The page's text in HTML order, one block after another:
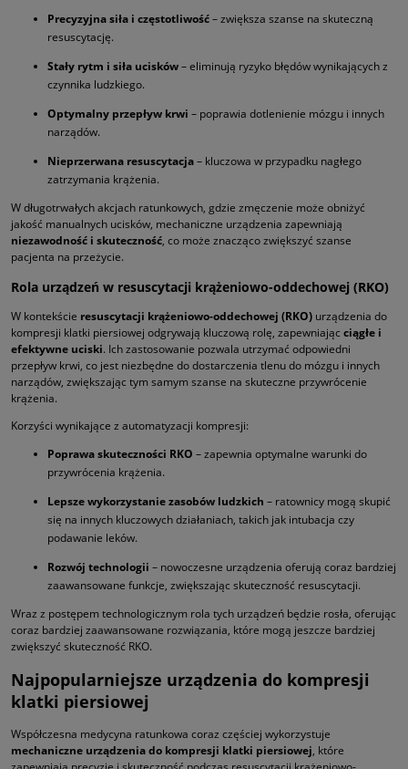
Precyzyjna siła i częstotliwość– zwiększa szanse na skuteczną
resuscytację.
Stały rytm i siła ucisków– eliminują ryzyko błędów wynikających z
czynnika ludzkiego.
Optymalny przepływ krwi – poprawia dotlenienie mózgu i innych
narządów.
Nieprzerwana resuscytacja– kluczowa w przypadku nagłego
zatrzymania krążenia.
W długotrwałych akcjach ratunkowych, gdzie zmęczenie może obniżyć
jakość manualnych ucisków, mechaniczne urządzenia zapewniają
niezawodność i skuteczność, co może znacząco zwiększyć szanse
pacjenta na przeżycie.
Rola urządzeń w resuscytacji krążeniowo-oddechowej (RKO)
W kontekście resuscytacji krążeniowo-oddechowej (RKO) urządzenia do
kompresji klatki piersiowej odgrywają kluczową rolę, zapewniając ciągłe i
efektywne uciski. Ich zastosowanie pozwala utrzymać odpowiedni
przepływ krwi, co jest niezbędne do dostarczenia tlenu do mózgu i innych
narządów, zwiększając tym samym szanse na skuteczne przywrócenie
krążenia.
Korzyści wynikające z automatyzacji kompresji:
Poprawa skuteczności RKO – zapewnia optymalne warunki do
przywrócenia krążenia.
Lepsze wykorzystanie zasobów ludzkich – ratownicy mogą skupić
się na innych kluczowych działaniach, takich jak intubacja czy
podawanie leków.
Rozwój technologii – nowoczesne urządzenia oferują coraz bardziej
zaawansowane funkcje, zwiększając skuteczność resuscytacji.
Wraz z postępem technologicznym rola tych urządzeń będzie rosła, oferując
coraz bardziej zaawansowane rozwiązania, które mogą jeszcze bardziej
zwiększyć skuteczność RKO.
Najpopularniejsze urządzenia do kompresji
klatki piersiowej
Współczesna medycyna ratunkowa coraz częściej wykorzystuje
mechaniczne urządzenia do kompresji klatki piersiowej, które